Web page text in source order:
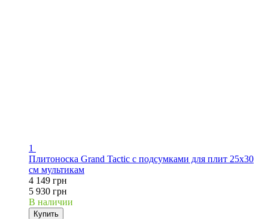
1
Плитоноска Grand Tactic с подсумками для плит 25х30
см мультикам
4 149 грн
5 930 грн
В наличии
Купить